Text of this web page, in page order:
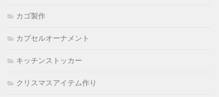
カゴ製作
カプセルオーナメント
キッチンストッカー
クリスマスアイテム作り